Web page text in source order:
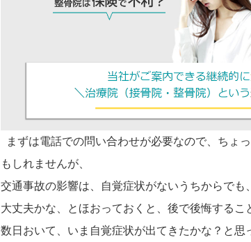
まずは電話での問い合わせが必要なので、ちょ
もしれませんが、
交通事故の影響は、自覚症状がないうちからでも
大丈夫かな、とほおっておくと、後で後悔するこ
数日おいて、いま自覚症状が出てきたかな？と思